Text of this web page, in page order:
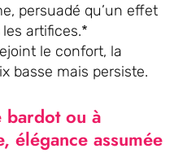
persuadé qu’un effet
artifices.*
le confort, la
basse mais persiste.
bardot ou à
élégance assumée